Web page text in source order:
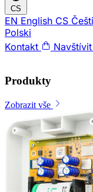
CS
EN English CS
Polski
Kontakt
Produkty
Zobrazit vše